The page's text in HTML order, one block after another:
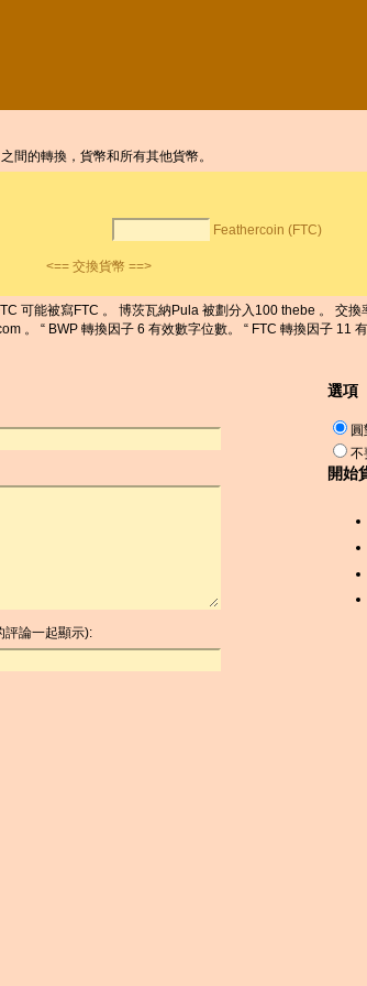
間的轉換，貨幣和所有其他貨幣。
Feathercoin (FTC)
<== 交換貨幣 ==>
可能被寫FTC 。 博茨瓦納Pula 被劃分入100 thebe 。 交
“ BWP 轉換因子 6 有效數字位數。 “ FTC 轉換因子 11 有
評論一起顯示):
選項
不
開始